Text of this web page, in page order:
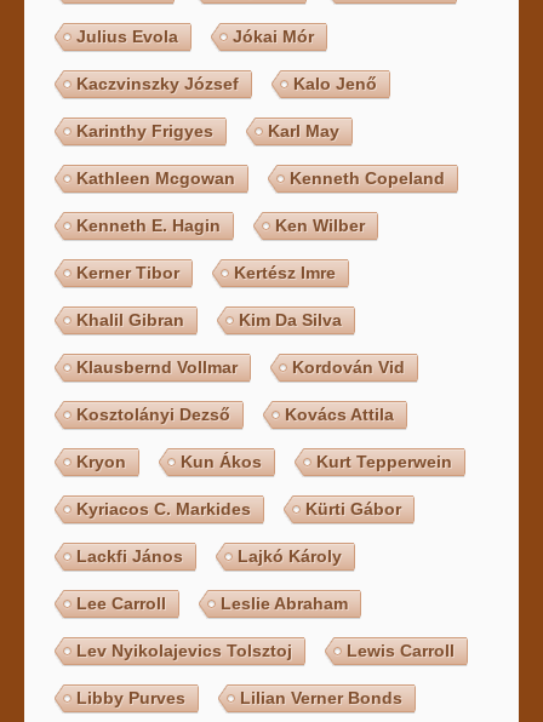
Julius Evola Jókai Mór
Kaczvinszky József Kalo Jenő
Karinthy Frigyes Karl May
Kathleen Mcgowan Kenneth Copeland
Kenneth E. Hagin Ken Wilber
Kerner Tibor Kertész Imre
Khalil Gibran Kim Da Silva
Klausbernd Vollmar Kordován Vid
Kosztolányi Dezső Kovács Attila
Kryon Kun Ákos Kurt Tepperwein
Kyriacos C. Markides Kürti Gábor
Lackfi János Lajkó Károly
Lee Carroll Leslie Abraham
Lev Nyikolajevics Tolsztoj Lewis Carroll
Libby Purves Lilian Verner Bonds